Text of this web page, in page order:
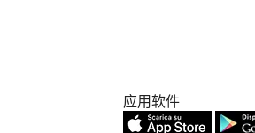
应用软件